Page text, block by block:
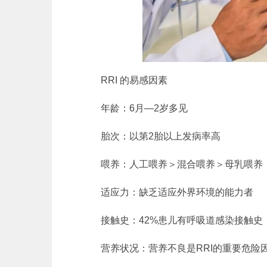
RRI 的易感因素
年龄：6月—2岁多见
胎次：以第2胎以上发病率高
喂养：人工喂养＞混合喂养＞母乳喂养
适应力：缺乏适应外界环境的能力者
接触史：42%患儿有呼吸道感染接触史
营养状况：营养不良是RRI的重要危险